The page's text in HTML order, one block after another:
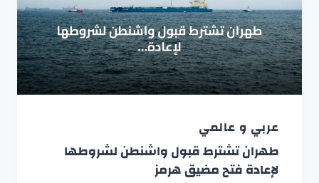
عربي و عالمي
طهران تشترط قبول واشنطن لشروطها
لإعادة فتح مضيق هرمز